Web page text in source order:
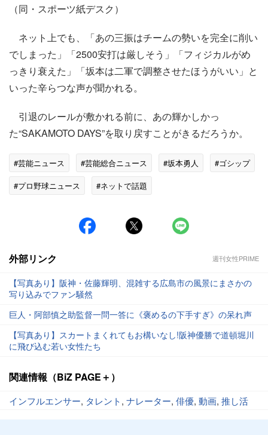
（同・スポーツ紙デスク）
ネット上でも、「あの三振はチームの勢いを完全に削い
でしまった」「2500安打は厳しそう」「フィジカルがめ
っきり衰えた」「坂本は二軍で調整させたほうがいい」と
いった辛らつな声が聞かれる。
引退のレールが敷かれる前に、あの輝かしかっ
た“SAKAMOTO DAYS”を取り戻すことがきるだろうか。
#芸能ニュース #芸能総合ニュース #坂本勇人
#ゴシップ
#プロ野球ニュース
#ネットで話題
外部リンク 週刊女性PRIME
【写真あり】阪神・佐藤輝明、混雑する広島市の風景にまさかの
写り込みでファン騒然
巨人・阿部慎之助監督一問一答に《褒めるの下手すぎ》の呆れ声
【写真あり】スカートまくれてもお構いなし!阪神優勝で道頓堀川
に飛び込む若い女性たち
関連情報（BiZ PAGE＋）
インフルエンサー, タレント, ナレーター, 俳優, 動画, 推し活